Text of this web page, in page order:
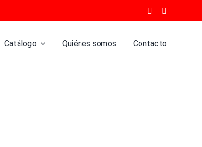
Catálogo Quiénes somos Contacto